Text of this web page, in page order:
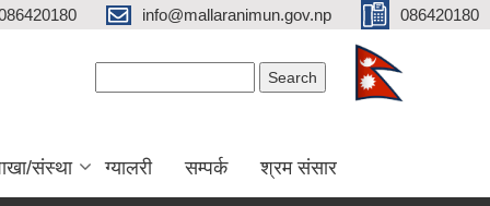
info@mallaranimun.gov.np 086420180
संस्था ग्यालरी सम्पर्क श्रम संसार